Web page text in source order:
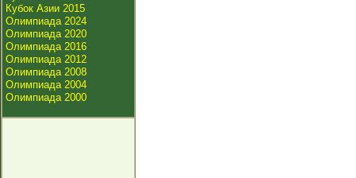
Кубок Азии 2015
Олимпиада 2024
Олимпиада 2020
Олимпиада 2016
Олимпиада 2012
Олимпиада 2008
Олимпиада 2004
Олимпиада 2000